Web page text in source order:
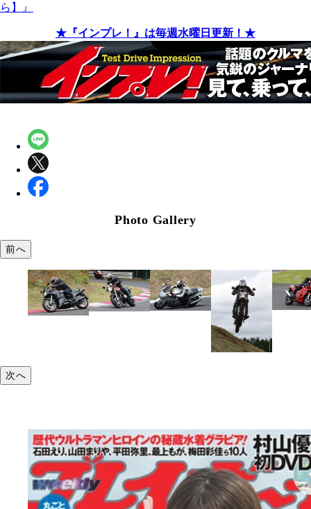
ら】』
★『インプレ！』は毎週水曜日更新！★
Photo Gallery
前へ
次へ